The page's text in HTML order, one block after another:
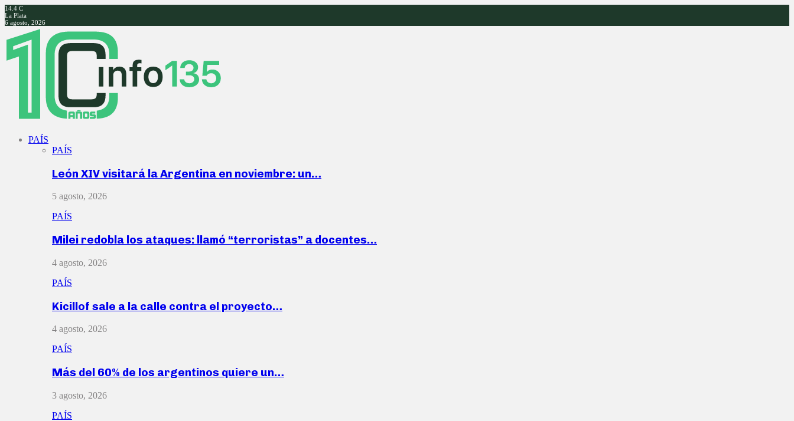
14.4 C
La Plata
6 agosto, 2026
Facebook
Twitter
Instagram
Youtube
PAÍS
PAÍS
León XIV visitará la Argentina en noviembre: un…
5 agosto, 2026
PAÍS
Milei redobla los ataques: llamó “terroristas” a docentes…
4 agosto, 2026
PAÍS
Kicillof sale a la calle contra el proyecto…
4 agosto, 2026
PAÍS
Más del 60% de los argentinos quiere un…
3 agosto, 2026
PAÍS